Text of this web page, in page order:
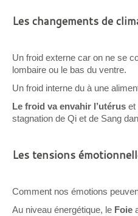
Les changements de
Un froid externe car on ne se
lombaire ou le bas du ventre.
Un froid interne du à une
Le froid va envahir l’utérus et
stagnation de Qi et de Sang
Les tensions
Comment nos émotions
Au niveau énergétique, le Foie